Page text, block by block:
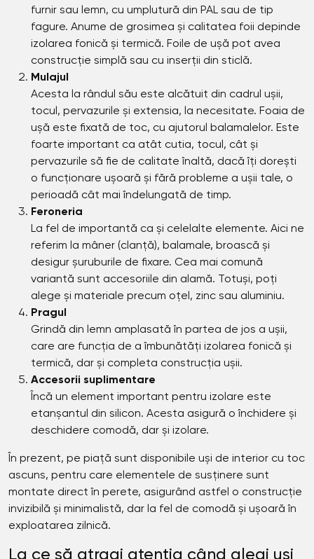
furnir sau lemn, cu umplutură din PAL sau de tip
fagure. Anume de grosimea și calitatea foii depinde
izolarea fonică și termică. Foile de ușă pot avea
construcție simplă sau cu inserții din sticlă.
Mulajul
Acesta la rândul său este alcătuit din cadrul ușii,
tocul, pervazurile și extensia, la necesitate. Foaia de
ușă este fixată de toc, cu ajutorul balamalelor. Este
foarte important ca atât cutia, tocul, cât și
pervazurile să fie de calitate înaltă, dacă îți dorești
o funcționare ușoară și fără probleme a ușii tale, o
perioadă cât mai îndelungată de timp.
Feroneria
La fel de importantă ca și celelalte elemente. Aici ne
referim la mâner (clanță), balamale, broască și
desigur șuruburile de fixare. Cea mai comună
variantă sunt accesoriile din alamă. Totuși, poți
alege și materiale precum oțel, zinc sau aluminiu.
Pragul
Grindă din lemn amplasată în partea de jos a ușii,
care are funcția de a îmbunătăți izolarea fonică și
termică, dar și completa construcția ușii.
Accesorii suplimentare
Încă un element important pentru izolare este
etanșantul din silicon. Acesta asigură o închidere și
deschidere comodă, dar și izolare.
În prezent, pe piață sunt disponibile uși de interior cu toc
ascuns, pentru care elementele de susținere sunt
montate direct în perete, asigurând astfel o construcție
invizibilă și minimalistă, dar la fel de comodă și ușoară în
exploatarea zilnică.
La ce să atragi atenția când alegi uși